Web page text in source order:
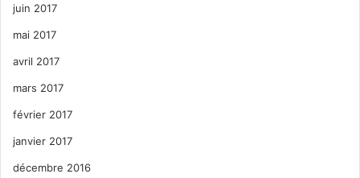
juin 2017
mai 2017
avril 2017
mars 2017
février 2017
janvier 2017
décembre 2016